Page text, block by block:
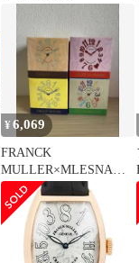
¥6,069
FRANCK
MULLER×MLESNA
TEAコラボ